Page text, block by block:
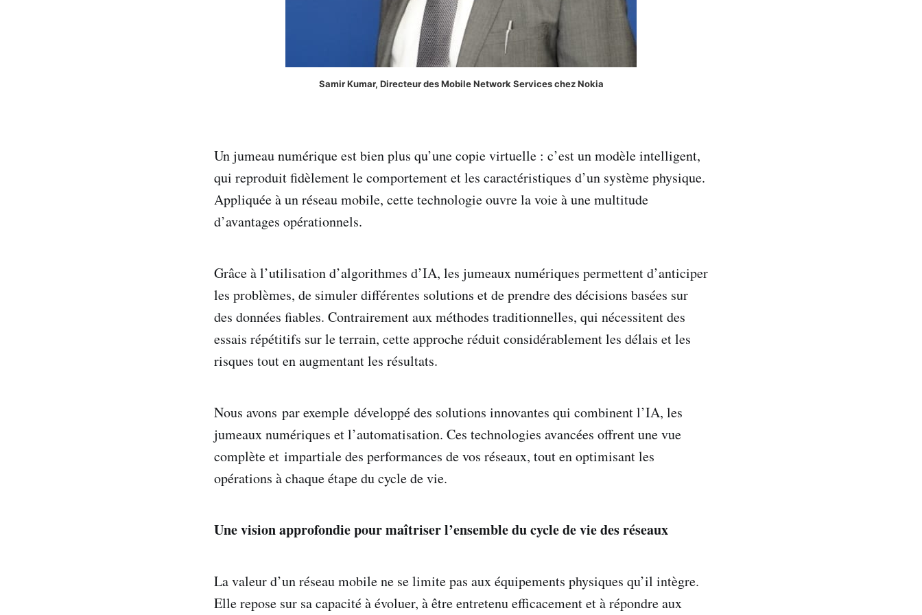
Samir Kumar, Directeur des Mobile Network Services chez Nokia
Un jumeau numérique est bien plus qu’une copie virtuelle : c’est un modèle intelligent,
qui reproduit fidèlement le comportement et les caractéristiques d’un système physique.
Appliquée à un réseau mobile, cette technologie ouvre la voie à une multitude
d’avantages opérationnels.
Grâce à l’utilisation d’algorithmes d’IA, les jumeaux numériques permettent d’anticiper
les problèmes, de simuler différentes solutions et de prendre des décisions basées sur
des données fiables. Contrairement aux méthodes traditionnelles, qui nécessitent des
essais répétitifs sur le terrain, cette approche réduit considérablement les délais et les
risques tout en augmentant les résultats.
Nous avons par exemple développé des solutions innovantes qui combinent l’IA, les
jumeaux numériques et l’automatisation. Ces technologies avancées offrent une vue
complète et impartiale des performances de vos réseaux, tout en optimisant les
opérations à chaque étape du cycle de vie.
Une vision approfondie pour maîtriser l’ensemble du cycle de vie des réseaux
La valeur d’un réseau mobile ne se limite pas aux équipements physiques qu’il intègre.
Elle repose sur sa capacité à évoluer, à être entretenu efficacement et à répondre aux